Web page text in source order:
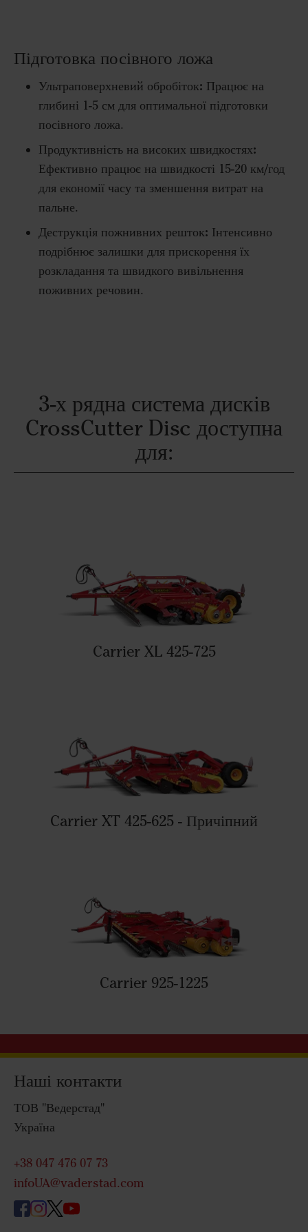
Підготовка посівного ложа
Ультраповерхневий обробіток: Працює на
глибині 1-5 см для оптимальної підготовки
посівного ложа.
Продуктивність на високих швидкостях:
Ефективно працює на швидкості 15-20 км/год
для економії часу та зменшення витрат на
пальне.
Деструкція пожнивних решток: Інтенсивно
подрібнює залишки для прискорення їх
розкладання та швидкого вивільнення
поживних речовин.
3-х рядна система дисків
CrossCutter Disc доступна
для:
Carrier XL 425-725
Carrier XT 425-625 - Причіпний
Carrier 925-1225
Наші контакти
ТОВ "Ведерстад"
Україна
+38 047 476 07 73
infoUA@vaderstad.com